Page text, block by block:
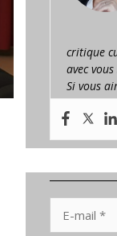
critique
avec
Si vous
mail